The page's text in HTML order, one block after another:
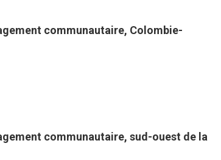
communautaire, Colombie-
communautaire, sud-ouest de la